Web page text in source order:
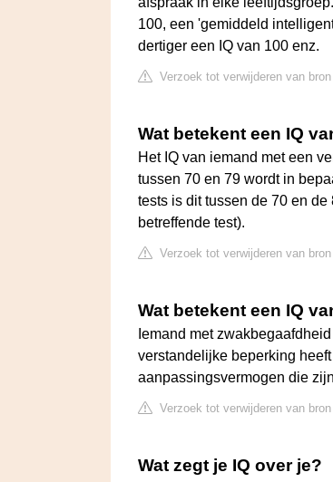
100, een 'gemiddeld
dertiger een IQ van 100 enz.
Verzoek tot verwijderen van bron
Wat betekent een IQ
Het IQ van iemand met een
tussen 70 en 79 wordt in
tests is dit tussen de 70 en
betreffende test).
Verzoek tot verwijderen van bron
Wat betekent een IQ
Iemand met
verstandelijke beperking
aanpassingsvermogen die
Verzoek tot verwijderen van bron
Wat zegt je IQ over je?